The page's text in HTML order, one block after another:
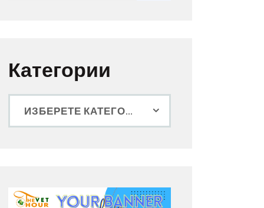
Категории